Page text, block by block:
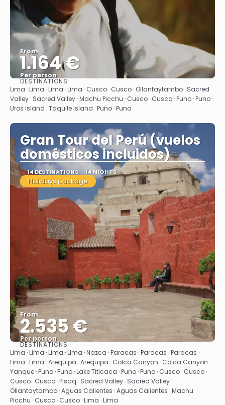
From
1.164 €
Per person
See
DESTINATIONS
Lima · Lima · Lima · Lima · Cusco · Cusco · Ollantaytambo · Sacred
Valley · Sacred Valley · Machu Picchu · Cusco · Cusco · Puno · Puno ·
Uros island · Taquile Island · Puno · Puno
Gran Tour del Perú (vuelos
domésticos incluidos)
14 DESTINATIONS 14 NIGHTS
Holidays package
From
2.535 €
Per person
See
DESTINATIONS
Lima · Lima · Lima · Lima · Nazca · Paracas · Paracas · Paracas ·
Lima · Lima · Arequipa · Arequipa · Colca Canyon · Colca Canyon ·
Yanque · Puno · Puno · Lake Titicaca · Puno · Puno · Cusco · Cusco ·
Cusco · Cusco · Pisaq · Sacred Valley · Sacred Valley ·
Ollantaytambo · Aguas Calientes · Aguas Calientes · Machu
Picchu · Cusco · Cusco · Lima · Lima